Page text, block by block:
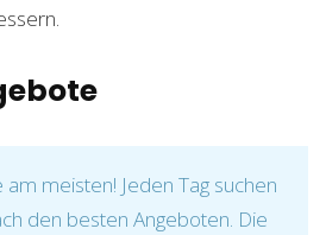
am meisten! Jeden Tag suchen
den besten Angeboten. Die